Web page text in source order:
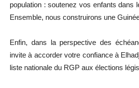
population : soutenez vos enfants dans
Ensemble, nous construirons une
Enfin, dans la perspective des
invite à accorder votre confiance à
liste nationale du RGP aux élections